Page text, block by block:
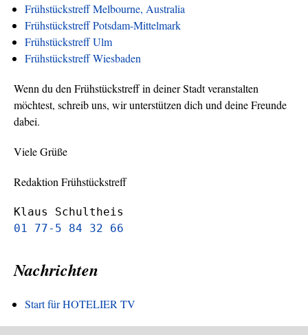
Frühstückstreff Melbourne, Australia
Frühstückstreff Potsdam-Mittelmark
Frühstückstreff Ulm
Frühstückstreff Wiesbaden
Wenn du den Frühstückstreff in deiner Stadt veranstalten
möchtest, schreib uns, wir unterstützen dich und deine Freunde
dabei.
Viele Grüße
Redaktion Frühstückstreff
Klaus Schultheis
01 77-5 84 32 66
Nachrichten
Start für HOTELIER TV